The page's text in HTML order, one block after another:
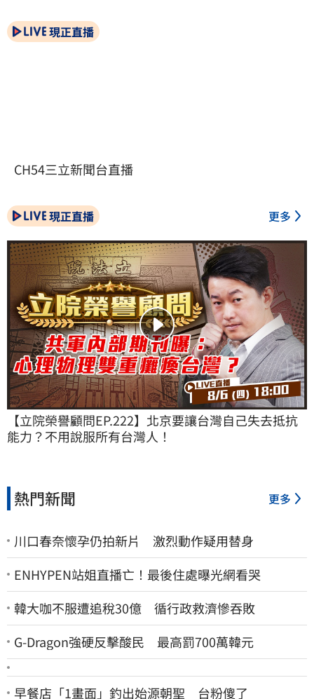
現正直播
CH54三立新聞台直播
現正直播 更多
【立院榮譽顧問EP.222】北京要讓台灣自己失去抵抗
能力？不用說服所有台灣人！
熱門新聞 更多
川口春奈懷孕仍拍新片 激烈動作疑用替身
ENHYPEN站姐直播亡！最後住處曝光網看哭
韓大咖不服遭追稅30億 循行政救濟慘吞敗
G-Dragon強硬反擊酸民 最高罰700萬韓元
早餐店「1畫面」釣出始源朝聖 台粉傻了